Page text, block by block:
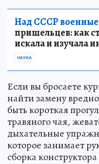
Над СССР военные
пришельцев: как
искала и изучала
НАУКА
Если вы бросаете
найти замену
быть короткая
травяного чая,
дыхательные
которое занимает
сборка